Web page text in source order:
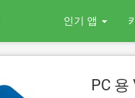
인기 앱
PC 용